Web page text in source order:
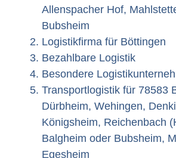
Allenspacher Hof,
Bubsheim
Logistikfirma für Böttingen
Bezahlbare Logistik
Besondere
Transportlogistik für 78583
Dürbheim, Wehingen,
Königsheim, Reichenbach
Balgheim oder Bubsheim,
Egesheim